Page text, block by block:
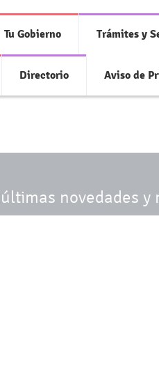
Tu Gobierno Trámites y
Directorio Aviso de
novedades